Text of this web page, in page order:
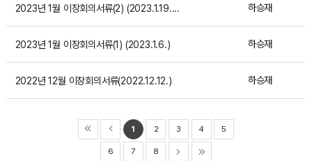
2023년 1월 이장회의서류(2) (2023.1.19.... 하승재
2023년 1월 이장회의서류(1) (2023.1.6.) 하승재
2022년 12월 이장회의서류(2022.12.12.) 하승재
1 2 3 4 5
6 7 8